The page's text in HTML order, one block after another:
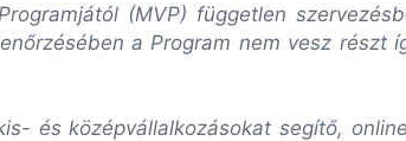
(MVP) független
a Program nem vesz részt
és középvállalkozásokat segítő,